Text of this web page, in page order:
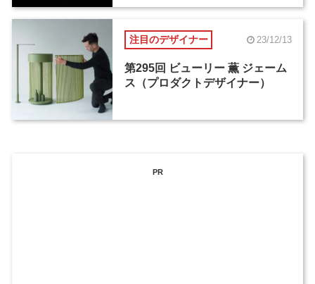
注目のデザイナー 23/12/13
第295回 ビューリー 薫 ジェーム
ス（プロダクトデザイナー）
PR